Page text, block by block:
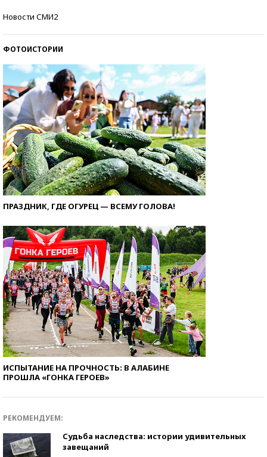
Новости СМИ2
ФОТОИСТОРИИ
ПРАЗДНИК, ГДЕ ОГУРЕЦ — ВСЕМУ ГОЛОВА!
ИСПЫТАНИЕ НА ПРОЧНОСТЬ: В АЛАБИНЕ
ПРОШЛА «ГОНКА ГЕРОЕВ»
РЕКОМЕНДУЕМ:
Судьба наследства: истории удивительных
завещаний